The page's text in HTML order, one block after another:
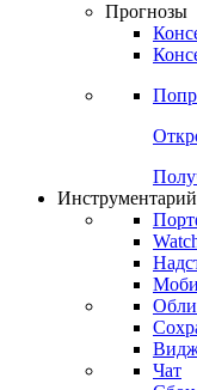
Прогнозы
Инструментарий